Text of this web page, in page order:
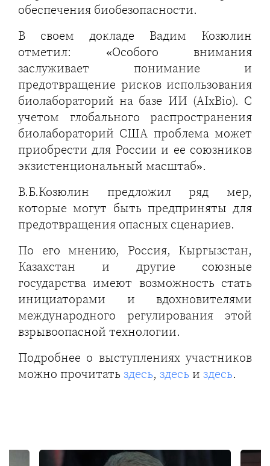
обеспечения биобезопасности.
В своем докладе Вадим Козюлин
отметил: «Особого внимания
заслуживает понимание и
предотвращение рисков использования
биолабораторий на базе ИИ (AIxBio). С
учетом глобального распространения
биолабораторий США проблема может
приобрести для России и ее союзников
экзистенциональный масштаб».
В.Б.Козюлин предложил ряд мер,
которые могут быть предприняты для
предотвращения опасных сценариев.
По его мнению, Россия, Кыргызстан,
Казахстан и другие союзные
государства имеют возможность стать
инициаторами и вдохновителями
международного регулирования этой
взрывоопасной технологии.
Подробнее о выступлениях участников
можно прочитать здесь, здесь и здесь.